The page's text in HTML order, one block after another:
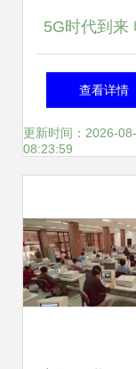
5G时代到来
助力上海网络
服务，引领互
查看详情
更新时间：2026-
08:23:59